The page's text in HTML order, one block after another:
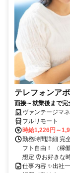
テレフォンア
面接～就業後まで
ヴァンテージマ
フルリモート
時給1,226円～
勤務時間詳細 完
フト自由！ （稼
想定 ⏰お好きな
仕事内容 ✨出社